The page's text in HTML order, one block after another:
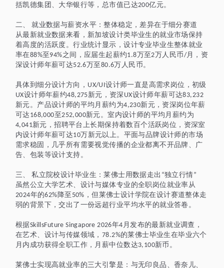
括凯德集团、大华银行等，总市值已达200亿元。
二、
就业数据与薪资水平：整体稳定，差异在于细分赛道
从最新就业数据来看，新加坡设计类毕业生的就业市场保持
着高度的活跃度。行业统计显示，设计专业毕业生整体就业
率在88%至94%之间，应届生起薪约1.8万至2万人民币/月，资
深设计师年薪可达52.6万至80.6万人民币。
具体到细分设计方向， UX/UI设计师一直是高需求岗位，初级
UX设计师年薪约48,275新元，资深 UX设计师年薪可达83,232
新元。产品设计师的平均月薪约为4,230新元，资深岗位年薪
可达 168,000至252,000新元。室内设计师的平均月薪约为
4,041新元，招聘平台上长期保持着数百个活跃岗位，资深室
内设计师年薪可达10万新元以上。平面与品牌设计师的市场
需求稳固，几乎所有需要视觉传播的企业都离不开品牌、广
告、包装等设计支持。
三、 私立院校设计毕业生：莱佛士用数据走出 “独立行情”
虽然公立大学艺术、设计与媒体专业的全职岗位就业率从
2024年的62% 降至 50% ，但莱佛士设计学院在设计赛道整体走
弱的背景下，交出了一份远超行业平均水平的就业答卷。
根据SkillsFuture Singapore 2026年4 月发布的最新就业调查，
在艺术、设计与传媒领域， 78.2%的莱佛士毕业生在毕业六个
月内成功获得全职工作，月薪中位数达3,100新币 。
莱佛士实现高就业率的三大引擎是：与无印良品、香奈儿、